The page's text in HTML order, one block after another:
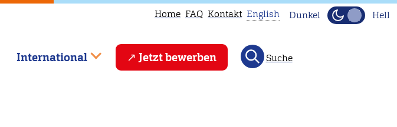
Home FAQ Kontakt
This
page
English Dunkel Hell
International Jetzt bewerben Suche